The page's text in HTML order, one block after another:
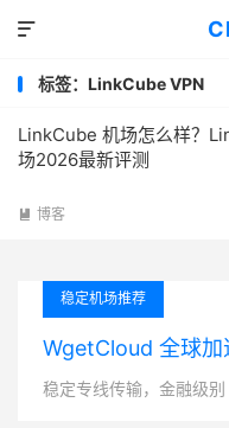

标签：LinkCube VPN
LinkCube 机场怎么样？
场2026最新评测
 博客
稳定机场推荐
WgetCloud 全球加
稳定专线传输，金融级别